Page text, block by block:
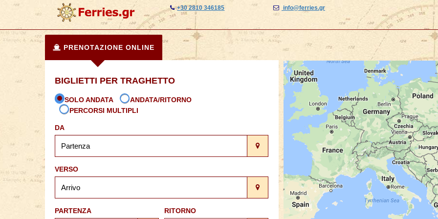
+30 2810 346185 info@ferries.gr
PRENOTAZIONE ONLINE
BIGLIETTI PER TRAGHETTO
SOLO ANDATA
ANDATA/RITORNO
PERCORSI MULTIPLI
DA
VERSO
PARTENZA RITORNO